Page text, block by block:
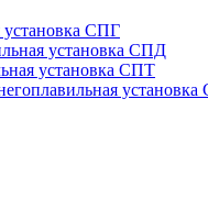
установка СПГ
установка СПД
установка СПТ